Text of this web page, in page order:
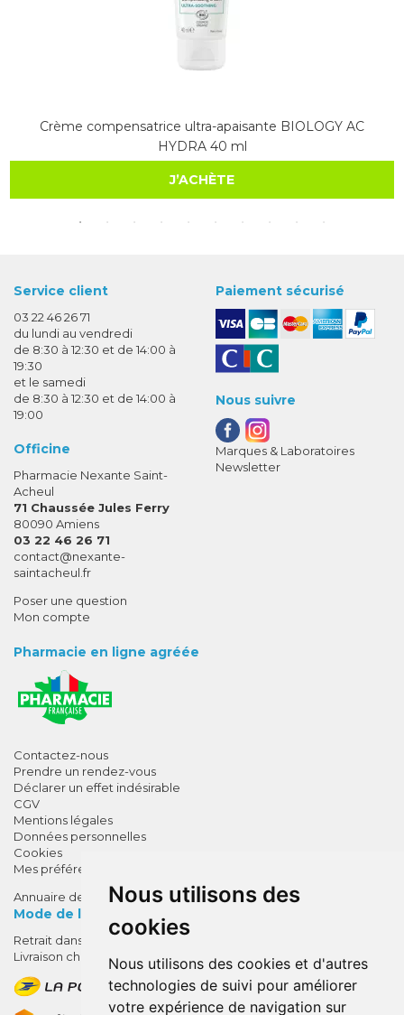
Nous utilisons des
cookies
Nous utilisons des cookies et d'autres
technologies de suivi pour améliorer
votre expérience de navigation sur
Crème compensatrice ultra-apaisante BIOLOGY AC
HYDRA 40 ml
J’ACHÈTE
Service client
03 22 46 26 71
du lundi au vendredi
de 8:30 à 12:30 et de 14:00 à
19:30
et le samedi
de 8:30 à 12:30 et de 14:00 à
19:00
Officine
Pharmacie Nexante Saint-
Acheul
71 Chaussée Jules Ferry
80090 Amiens
03 22 46 26 71
contact-
@-
nexante-
saintacheul.fr
Poser une question
Mon compte
Paiement sécurisé
Nous suivre
Marques & Laboratoires
Newsletter
Pharmacie en ligne agréée
Contactez-nous
Prendre un rendez-vous
Déclarer un effet indésirable
CGV
Mentions légales
Données personnelles
Cookies
Mes préférences Cookies
Annuaire des pharmacies
Mode de livraison
Retrait dans la pharmacie
Livraison chez vous
SUR VOTRE 1ÈRE COMMANDE*
AVEC LE CODE